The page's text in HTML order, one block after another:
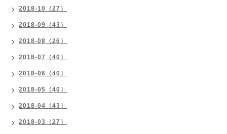
2018-10（27）
2018-09（43）
2018-08（26）
2018-07（40）
2018-06（40）
2018-05（40）
2018-04（43）
2018-03（27）